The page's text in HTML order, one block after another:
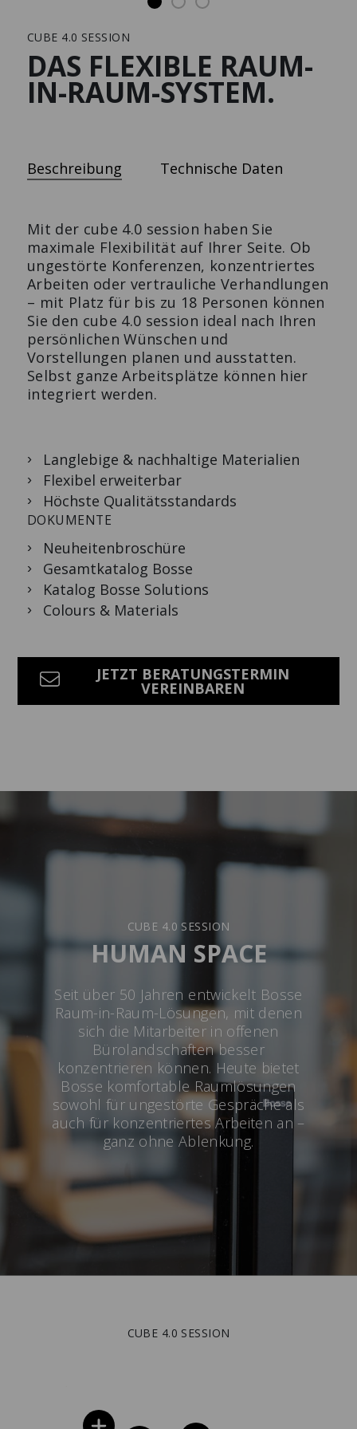
Stauraummöbel.
Solutions
Presse
CUBE 4.0 SESSION
DAS FLEXIBLE RAUM-
IN-RAUM-SYSTEM.
Beschreibung Technische Daten
Mit der cube 4.0 session haben Sie
maximale Flexibilität auf Ihrer Seite. Ob
ungestörte Konferenzen, konzentriertes
Arbeiten oder vertrauliche Verhandlungen
– mit Platz für bis zu 18 Personen können
Sie den cube 4.0 session ideal nach Ihren
persönlichen Wünschen und
Vorstellungen planen und ausstatten.
Selbst ganze Arbeitsplätze können hier
integriert werden.
Langlebige & nachhaltige Materialien
Flexibel erweiterbar
Höchste Qualitätsstandards
DOKUMENTE
Neuheitenbroschüre
Gesamtkatalog Bosse
Katalog Bosse Solutions
Colours & Materials
JETZT BERATUNGSTERMIN
VEREINBAREN
CUBE 4.0 SESSION
HUMAN SPACE
Seit über 50 Jahren entwickelt Bosse
Raum-in-Raum-Lösungen, mit denen
sich die Mitarbeiter in offenen
Bürolandschaften besser
konzentrieren können. Heute bietet
Bosse komfortable Raumlösungen
sowohl für ungestörte Gespräche als
auch für konzentriertes Arbeiten an –
ganz ohne Ablenkung.
CUBE 4.0 SESSION